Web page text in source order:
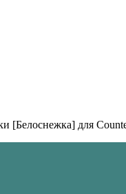
[Белоснежка] для